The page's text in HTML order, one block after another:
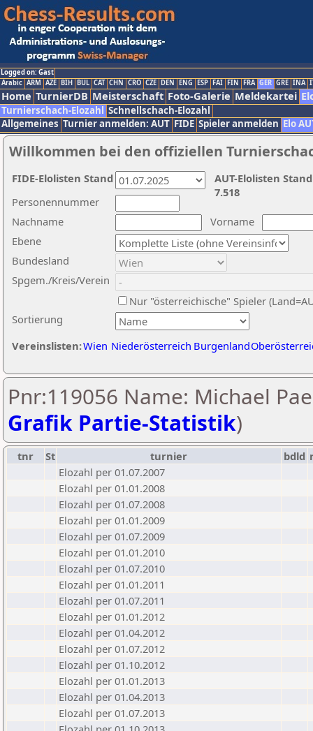
Logged on: Gast
Arabic ARM AZE BIH BUL CAT CHN CRO CZE DEN ENG ESP FAI FIN FRA GER GRE INA
Home TurnierDB Meisterschaft Foto-Galerie Meldekartei
Turnierschach-Elozahl Schnellschach-Elozahl
Allgemeines Turnier anmelden: AUT FIDE Spieler anmelden Elo
Willkommen bei den offiziellen
Nachname
Vorname
Ebene
Sortierung
Personennummer
Bundesland
Spgem./Kreis/Verein
Nur "österreichische" Spieler
Vereinslisten:Wien Niederösterreich Burgenland
AUT-Elolisten
7.518
FIDE-Elolisten Stand
Pnr:119056 Name: Michael
Grafik Partie-Statistik)
tnr St turnier bdld
Elozahl per 01.07.2007
Elozahl per 01.01.2008
Elozahl per 01.07.2008
Elozahl per 01.01.2009
Elozahl per 01.07.2009
Elozahl per 01.01.2010
Elozahl per 01.07.2010
Elozahl per 01.01.2011
Elozahl per 01.07.2011
Elozahl per 01.01.2012
Elozahl per 01.04.2012
Elozahl per 01.07.2012
Elozahl per 01.10.2012
Elozahl per 01.01.2013
Elozahl per 01.04.2013
Elozahl per 01.07.2013